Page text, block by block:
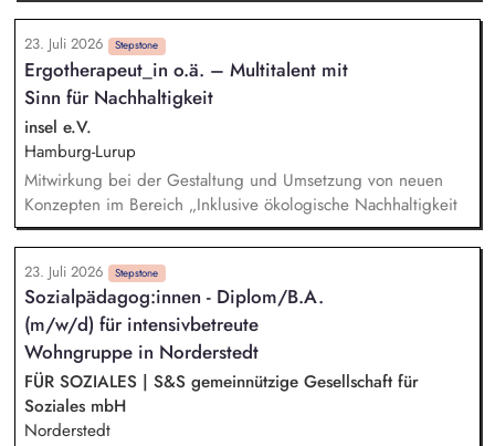
pflegebedürftige Menschen sowie zum Aus- und Aufbau von
sozialräumlichen inklusiven Unterstützungsstrukturen für
Menschen mit Behinderung im Landkreis Stade planen,
erstellen, umsetzen, steuern, evaluieren und fortschreiben.
Bei der Erstellung und regelmäßigen Fortschreibung von
örtlichen Pflegeberichten und Inklusionsberichten mitwirken.
Örtliche Pflegekonferenzen und Inklusionskonferenzen
durchführen sowie den Beirat für Inklusion und Teilhabe
unterstützen.
23. Juli 2026 Stepstone
Ergotherapeut_in o.ä. – Multitalent mit
Sinn für Nachhaltigkeit
insel e.V.
Hamburg-Lurup
Mitwirkung bei der Gestaltung und Umsetzung von neuen
Konzepten im Bereich „Inklusive ökologische Nachhaltigkeit
23. Juli 2026 Stepstone
Sozialpädagog:innen - Diplom/B.A.
(m/w/d) für intensivbetreute
Wohngruppe in Norderstedt
FÜR SOZIALES | S&S gemeinnützige Gesellschaft für
Soziales mbH
Norderstedt